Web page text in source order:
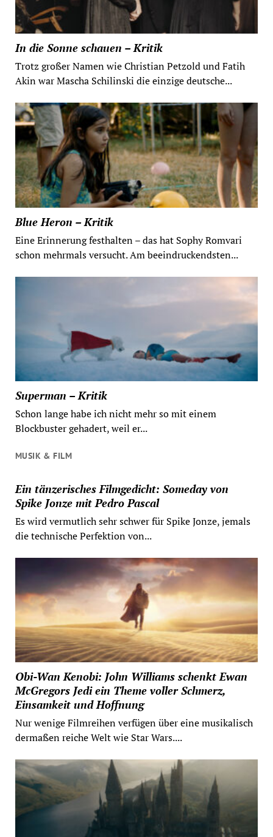
In die Sonne schauen – Kritik
Trotz großer Namen wie Christian Petzold und Fatih
Akin war Mascha Schilinski die einzige deutsche...
Blue Heron – Kritik
Eine Erinnerung festhalten – das hat Sophy Romvari
schon mehrmals versucht. Am beeindruckendsten...
Superman – Kritik
Schon lange habe ich nicht mehr so mit einem
Blockbuster gehadert, weil er...
MUSIK & FILM
Ein tänzerisches Filmgedicht: Someday von
Spike Jonze mit Pedro Pascal
Es wird vermutlich sehr schwer für Spike Jonze, jemals
die technische Perfektion von...
Obi-Wan Kenobi: John Williams schenkt Ewan
McGregors Jedi ein Theme voller Schmerz,
Einsamkeit und Hoffnung
Nur wenige Filmreihen verfügen über eine musikalisch
dermaßen reiche Welt wie Star Wars....